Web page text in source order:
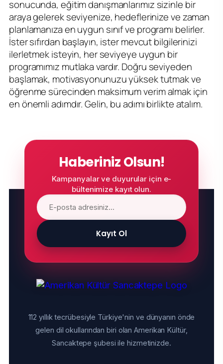
sonucunda, eğitim danışmanlarımız sizinle bir
araya gelerek seviyenize, hedeflerinize ve zaman
planlamanıza en uygun sınıf ve programı belirler.
İster sıfırdan başlayın, ister mevcut bilgilerinizi
ilerletmek isteyin, her seviyeye uygun bir
programımız mutlaka vardır. Doğru seviyeden
başlamak, motivasyonunuzu yüksek tutmak ve
öğrenme sürecinden maksimum verim almak için
en önemli adımdır. Gelin, bu adımı birlikte atalım.
Haberiniz Olsun!
Kampanyalar ve duyurular için e-
bültenimize kayıt olun.
Kayıt Ol
112 yıllık tecrübesiyle Türkiye'nin ve dünyanın önde
gelen dil okullarından biri olan Amerikan Kültür,
Sancaktepe şubesi ile hizmetinizde.